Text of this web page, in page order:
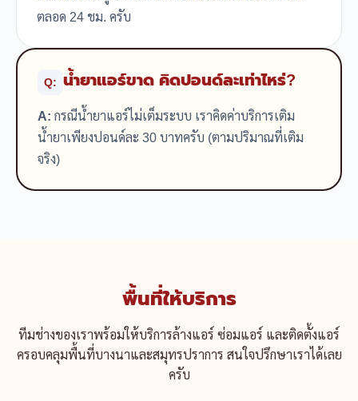
ตลอด 24 ชม. ครับ
Q: น้ำยาแอร์ขาด คิดปอนด์ละเท่าไหร่?
A: กรณีน้ำยาแอร์ไม่เต็มระบบ เราคิดค่าบริการเติม
น้ำยาเพียงปอนด์ละ 30 บาทครับ (ตามปริมาณที่เติม
จริง)
พื้นที่ให้บริการ
ทีมช่างของเราพร้อมให้บริการล้างแอร์ ซ่อมแอร์ และติดตั้งแอร์
ครอบคลุมพื้นที่บางนาและสมุทรปราการ สนใจปรึกษาเราได้เลย
ครับ